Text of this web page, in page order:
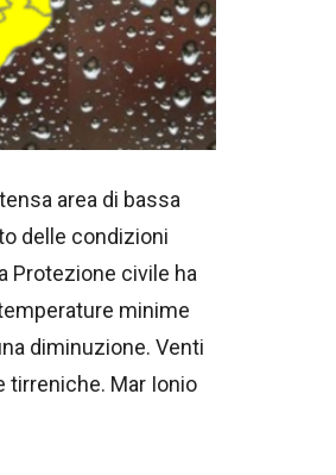
area di bassa
delle condizioni
Protezione civile ha
minime
diminuzione. Venti
tirreniche. Mar Ionio